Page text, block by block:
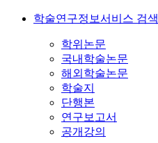
학술연구정보서비스 검색
학위논문
국내학술논문
해외학술논문
학술지
단행본
연구보고서
공개강의